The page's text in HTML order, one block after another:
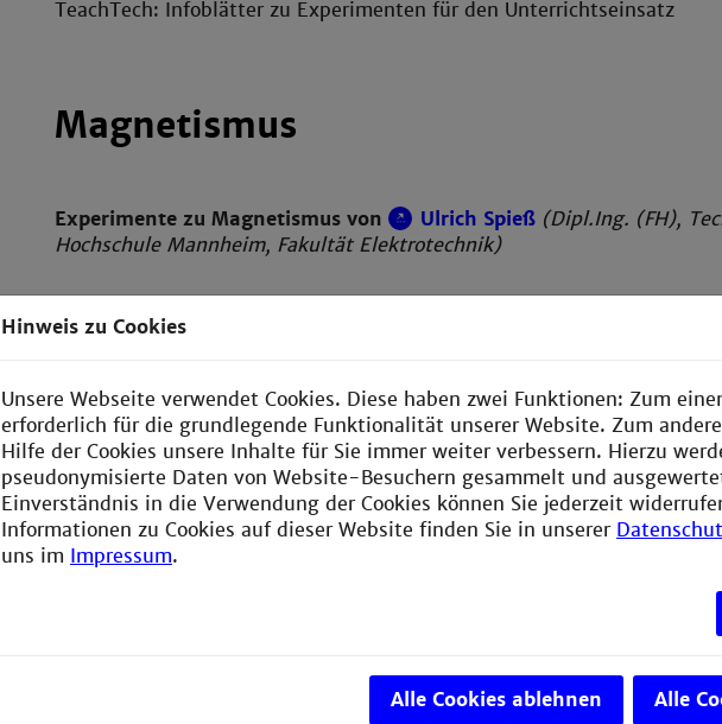
TeachTech: Infoblätter zu Experimenten für den Unterrichtseinsatz
Magnetismus
Experimente zu Magnetismus von Ulrich Spieß(Dipl.Ing. (FH),
Hochschule Mannheim, Fakultät Elektrotechnik)
Optik
Fabian Bernstein(Dipl.-Phys., M.A.,
Universität Frankfurt, Institut für Didaktik der Physik)
Hinweis zu Cookies
Unsere Webseite verwendet Cookies. Diese haben zwei Funktionen: Zum
erforderlich für die grundlegende Funktionalität unserer Website. Zum
Hilfe der Cookies unsere Inhalte für Sie immer weiter verbessern. Hierzu
pseudonymisierte Daten von Website-Besuchern gesammelt und
Einverständnis in die Verwendung der Cookies können Sie jederzeit
Informationen zu Cookies auf dieser Website finden Sie in unserer
uns im Impressum.
Alle Cookies ablehnen Alle